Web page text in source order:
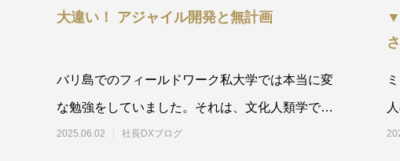
大違い！ アジャイル開発と無計画
バリ島でのフィールドワーク私大学では本当に変
な勉強をしていました。それは、文化人類学で
す。バリ島の宗教である
2025.06.02 社長DXブログ